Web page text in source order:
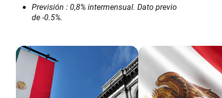
Previsión : 0,8% intermensual. Dato previo
de -0.5%.